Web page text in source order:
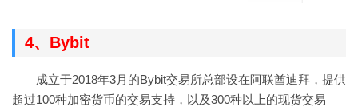
4、Bybit
成立于2018年3月的Bybit交易所总部设在阿联酋迪拜，提供
超过100种加密货币的交易支持，以及300种以上的现货交易